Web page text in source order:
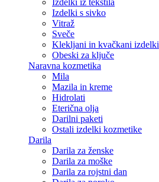
Izdelki iz tekstila
Izdelki s sivko
Vitraž
Sveče
Klekljani in kvačkani izdelki
Obeski za ključe
Naravna kozmetika
Mila
Mazila in kreme
Hidrolati
Eterična olja
Darilni paketi
Ostali izdelki kozmetike
Darila
Darila za ženske
Darila za moške
Darila za rojstni dan